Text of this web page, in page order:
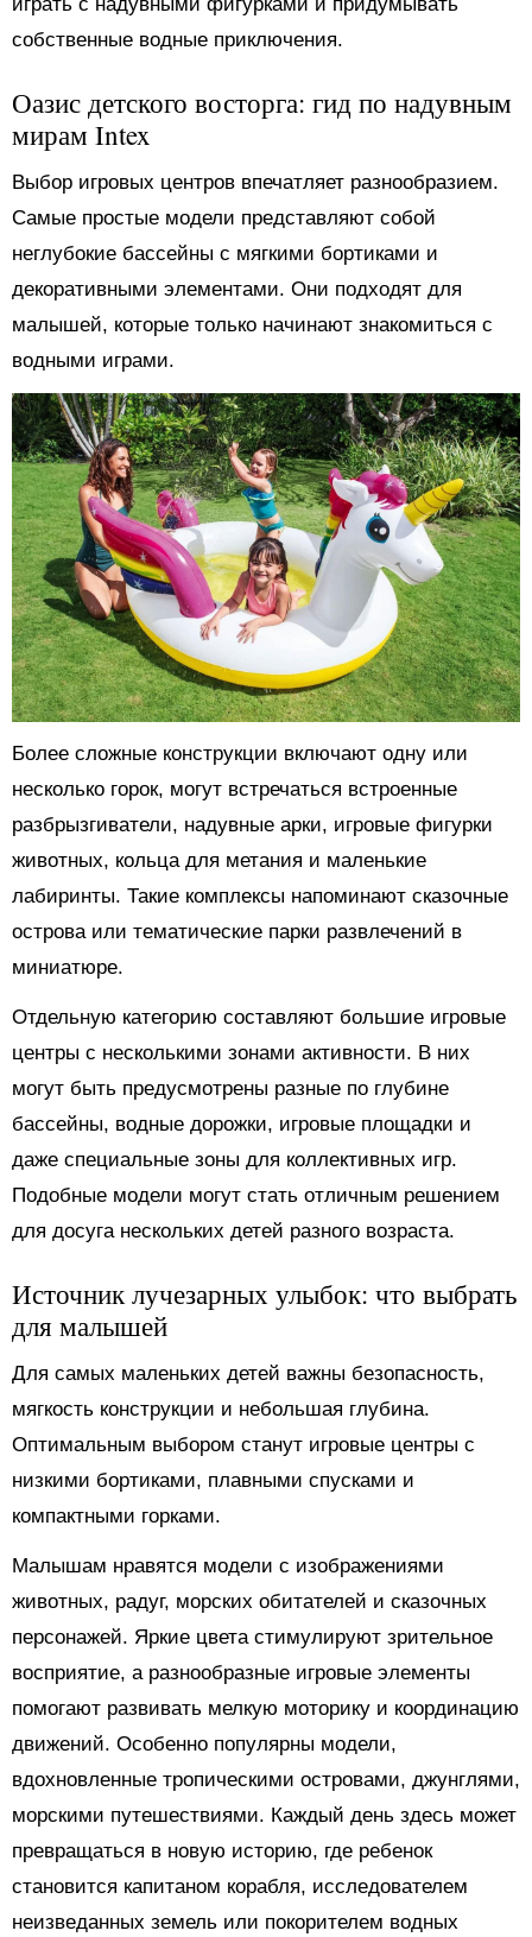
собственные водные приключения.
Оазис детского восторга: гид по надувным
мирам Intex
Выбор игровых центров впечатляет разнообразием.
Самые простые модели представляют собой
неглубокие бассейны с мягкими бортиками и
декоративными элементами. Они подходят для
малышей, которые только начинают знакомиться с
водными играми.
Более сложные конструкции включают одну или
несколько горок, могут встречаться встроенные
разбрызгиватели, надувные арки, игровые фигурки
животных, кольца для метания и маленькие
лабиринты. Такие комплексы напоминают сказочные
острова или тематические парки развлечений в
миниатюре.
Отдельную категорию составляют большие игровые
центры с несколькими зонами активности. В них
могут быть предусмотрены разные по глубине
бассейны, водные дорожки, игровые площадки и
даже специальные зоны для коллективных игр.
Подобные модели могут стать отличным решением
для досуга нескольких детей разного возраста.
Источник лучезарных улыбок: что выбрать
для малышей
Для самых маленьких детей важны безопасность,
мягкость конструкции и небольшая глубина.
Оптимальным выбором станут игровые центры с
низкими бортиками, плавными спусками и
компактными горками.
Малышам нравятся модели с изображениями
животных, радуг, морских обитателей и сказочных
персонажей. Яркие цвета стимулируют зрительное
восприятие, а разнообразные игровые элементы
помогают развивать мелкую моторику и координацию
движений. Особенно популярны модели,
вдохновленные тропическими островами, джунглями,
морскими путешествиями. Каждый день здесь может
превращаться в новую историю, где ребенок
становится капитаном корабля, исследователем
неизведанных земель или покорителем водных